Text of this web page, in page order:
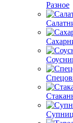
Разное